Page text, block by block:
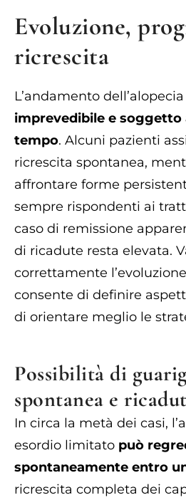
Evoluzione,
ricrescita
L’andamento
imprevedibile e
tempo. Alcuni pazienti
ricrescita spontanea,
affrontare forme
sempre rispondenti ai
caso di remissione
di ricadute resta elevata.
correttamente
consente di definire
di orientare meglio le
Possibilità di
spontanea e
In circa la metà dei casi,
esordio limitato può
spontaneamente entro
ricrescita completa dei